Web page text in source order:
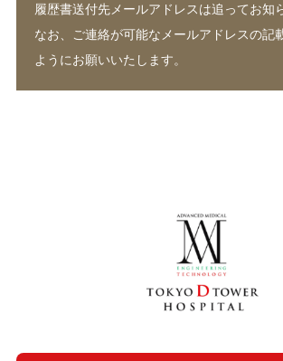
履歴書送付先メールアドレスは追ってお知
なお、ご連絡が可能なメールアドレスの記
ようにお願いいたします。